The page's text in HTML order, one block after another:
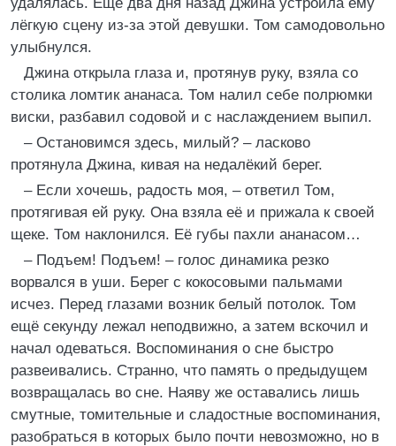
лёгкую сцену из-за этой девушки. Том самодовольно
улыбнулся.
Джина открыла глаза и, протянув руку, взяла со
столика ломтик ананаса. Том налил себе полрюмки
виски, разбавил содовой и с наслаждением выпил.
– Остановимся здесь, милый? – ласково
протянула Джина, кивая на недалёкий берег.
– Если хочешь, радость моя, – ответил Том,
протягивая ей руку. Она взяла её и прижала к своей
щеке. Том наклонился. Её губы пахли ананасом…
– Подъем! Подъем! – голос динамика резко
ворвался в уши. Берег с кокосовыми пальмами
исчез. Перед глазами возник белый потолок. Том
ещё секунду лежал неподвижно, а затем вскочил и
начал одеваться. Воспоминания о сне быстро
развеивались. Странно, что память о предыдущем
возвращалась во сне. Наяву же оставались лишь
смутные, томительные и сладостные воспоминания,
разобраться в которых было почти невозможно, но в